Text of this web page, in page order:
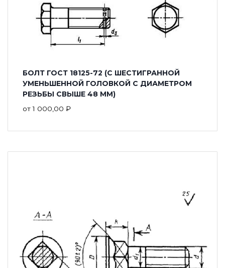
БОЛТ ГОСТ 18125-72 (С ШЕСТИГРАННОЙ
УМЕНЬШЕННОЙ ГОЛОВКОЙ С ДИАМЕТРОМ
РЕЗЬБЫ СВЫШЕ 48 ММ)
от1 000,00 ₽